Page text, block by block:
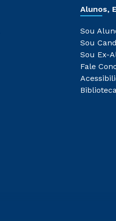
Alunos,
Sou
Sou
Sou Ex-
Fale